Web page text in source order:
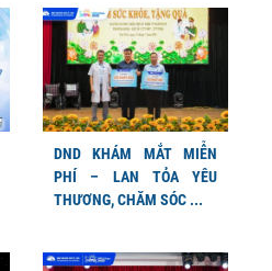
DND KHÁM MẮT MIỄN
PHÍ – LAN TỎA YÊU
THƯƠNG, CHĂM SÓC ...